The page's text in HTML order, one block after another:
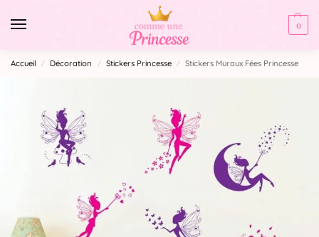
0
Accueil / Décoration / Stickers Princesse / Stickers Muraux Fées Princesse